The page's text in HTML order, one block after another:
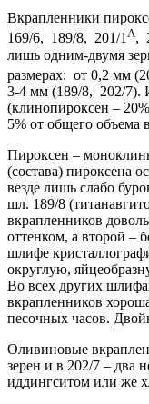
Вкрапленники
169/6, 189/8, 201/1А,
лишь одним-двумя
размерах: от 0,2 мм
3-4 мм (189/8, 202/7).
(клинопироксен –
5% от общего объема
Пироксен –
(состава) пироксена
везде лишь слабо
шл. 189/8
вкрапленников
оттенком, а второй –
шлифе
округлую,
Во всех других
вкрапленников
песочных часов.
Оливиновые
зерен и в 202/7 – два
иддингситом или же